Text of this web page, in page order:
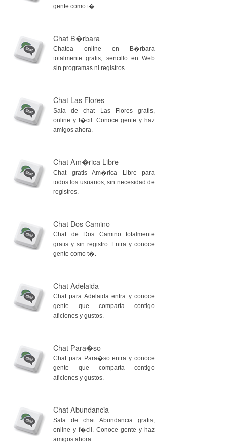
gente como t�.
Chat B�rbara
Chatea online en B�rbara
totalmente gratis, sencillo en Web
sin programas ni registros.
Chat Las Flores
Sala de chat Las Flores gratis,
online y f�cil. Conoce gente y haz
amigos ahora.
Chat Am�rica Libre
Chat gratis Am�rica Libre para
todos los usuarios, sin necesidad de
registros.
Chat Dos Camino
Chat de Dos Camino totalmente
gratis y sin registro. Entra y conoce
gente como t�.
Chat Adelaida
Chat para Adelaida entra y conoce
gente que comparta contigo
aficiones y gustos.
Chat Para�so
Chat para Para�so entra y conoce
gente que comparta contigo
aficiones y gustos.
Chat Abundancia
Sala de chat Abundancia gratis,
online y f�cil. Conoce gente y haz
amigos ahora.